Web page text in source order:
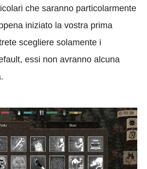
che saranno particolarmente
iniziato la vostra prima
scegliere solamente i
essi non avranno alcuna